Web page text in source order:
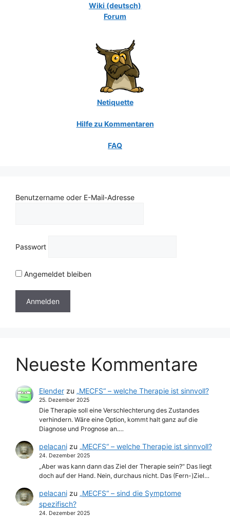
Wiki (deutsch)
Forum
Netiquette
Hilfe zu Kommentaren
FAQ
Benutzername oder E-Mail-Adresse
Passwort
Angemeldet bleiben
Neueste Kommentare
Elenderzu „MECFS“ – welche Therapie ist sinnvoll?
25. Dezember 2025
Die Therapie soll eine Verschlechterung des Zustandes
verhindern. Wäre eine Option, kommt halt ganz auf die
Diagnose und Prognose an.…
pelacanizu „MECFS“ – welche Therapie ist sinnvoll?
24. Dezember 2025
„Aber was kann dann das Ziel der Therapie sein?“ Das liegt
doch auf der Hand. Nein, durchaus nicht. Das (Fern-)Ziel…
pelacanizu „MECFS“ – sind die Symptome
spezifisch?
24. Dezember 2025